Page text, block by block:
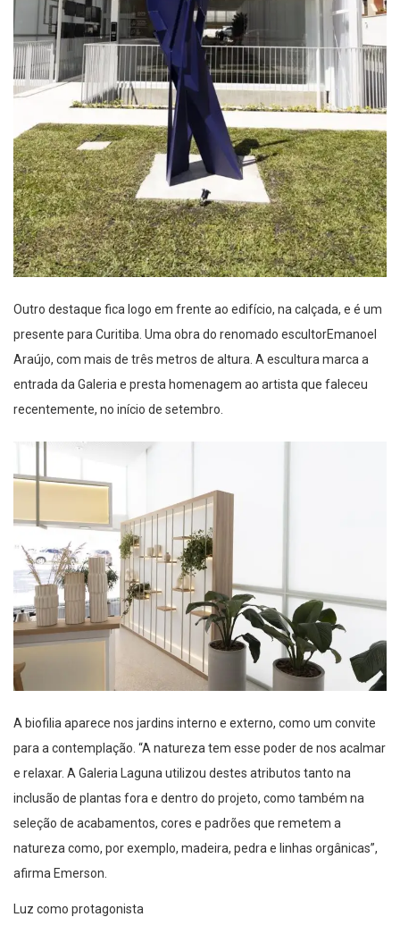
Outro destaque fica logo em frente ao edifício, na calçada, e é um
presente paraCuritiba. Uma obra do renomado escultorEmanoel
Araújo, com mais de três metros de altura. A escultura marca a
entrada da Galeria e presta homenagem ao artista que faleceu
recentemente, no início de setembro.
A biofilia aparece nos jardins interno e externo, como um convite
para a contemplação. “A natureza tem esse poder de nos acalmar
e relaxar. A Galeria Laguna utilizou destes atributos tanto na
inclusão de plantas fora e dentro do projeto, como também na
seleção de acabamentos, cores e padrões que remetem a
natureza como, por exemplo, madeira, pedra e linhas orgânicas”,
afirma Emerson.
Luz como protagonista